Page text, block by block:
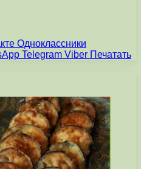
Одноклассники
Telegram Viber Печатать